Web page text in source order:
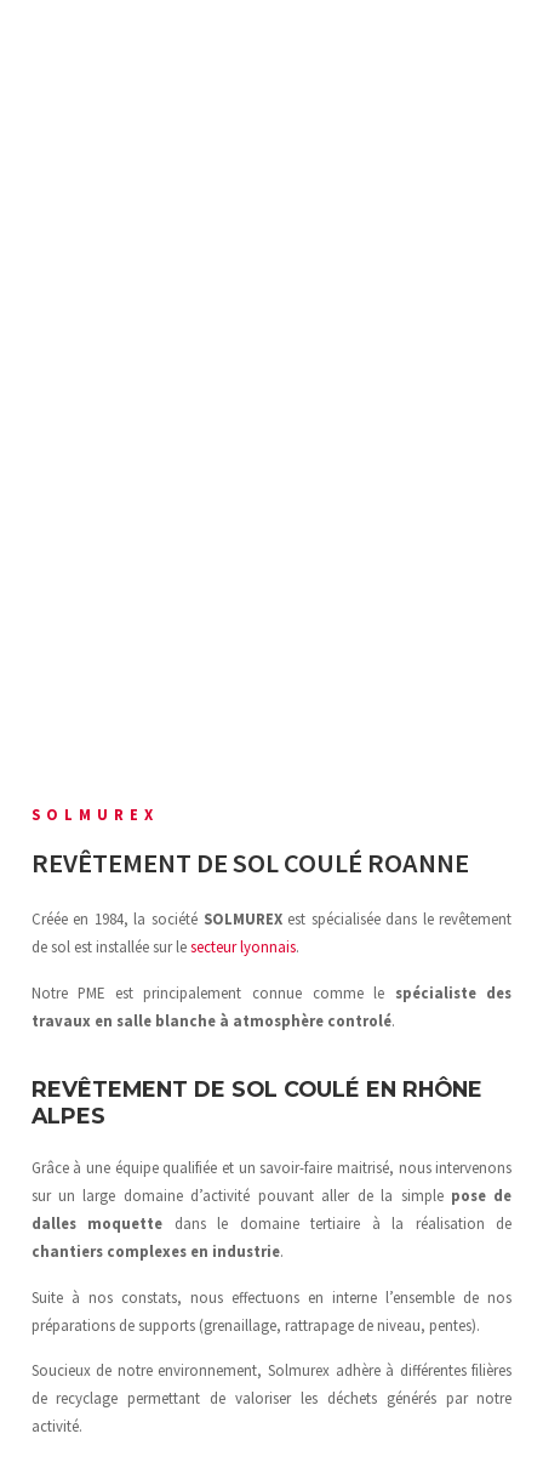
SOLMUREX
REVÊTEMENT DE SOL COULÉ ROANNE
Créée en 1984, la société SOLMUREXest spécialisée dans le revêtement
de sol est installée sur lesecteur lyonnais.
Notre PME est principalement connue comme le spécialiste des
travaux en salle blancheà atmosphère controlé.
REVÊTEMENT DE SOL COULÉ EN RHÔNE
ALPES
Grâce à une équipe qualifiée et un savoir-faire maitrisé, nous intervenons
sur un large domaine d’activité pouvant aller de la simple pose de
dalles moquette dans le domaine tertiaire à la réalisation de
chantiers complexes en industrie.
Suite à nos constats, nous effectuons en interne l’ensemble de nos
préparations de supports (grenaillage, rattrapage de niveau, pentes).
Soucieux de notre environnement, Solmurex adhère à différentes filières
de recyclage permettant de valoriser les déchets générés par notre
activité.